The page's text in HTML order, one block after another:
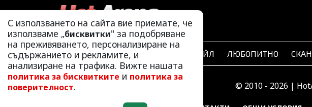
С използването на сайта вие приемате, че
използваме „бисквитки" за подобряване
на преживяването, персонализиране на
съдържанието и рекламите, и
анализиране на трафика. Вижте нашата
политика за бисквитките и политика за
поверителност.
ЛАЙФСТАЙЛ ЛЮБОПИТНО
© 2010 - 2026 |